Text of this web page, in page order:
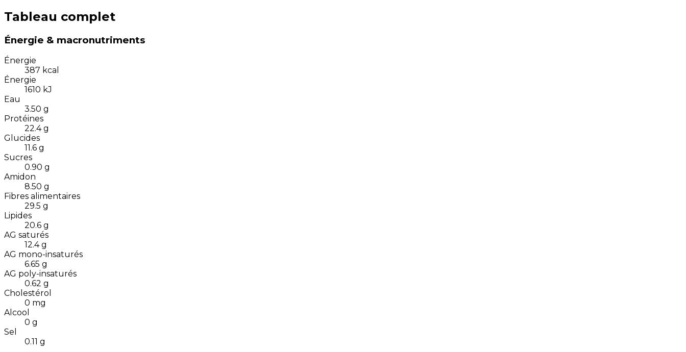
Tableau complet
Énergie & macronutriments
Énergie
387 kcal
Énergie
1610 kJ
Eau
3.50 g
Protéines
22.4 g
Glucides
11.6 g
Sucres
0.90 g
Amidon
8.50 g
Fibres alimentaires
29.5 g
Lipides
20.6 g
AG saturés
12.4 g
AG mono-insaturés
6.65 g
AG poly-insaturés
0.62 g
Cholestérol
0 mg
Alcool
0 g
Sel
0.11 g